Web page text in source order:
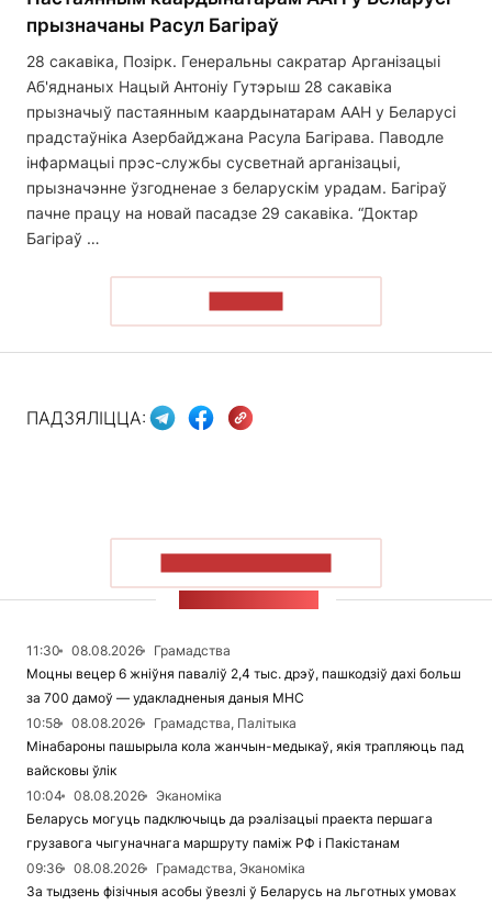
прызначаны Расул Багіраў
28 сакавіка, Позірк. Генеральны сакратар Арганізацыі
Аб'яднаных Нацый Антоніу Гутэрыш 28 сакавіка
прызначыў пастаянным каардынатарам ААН у Беларусі
прадстаўніка Азербайджана Расула Багірава. Паводле
інфармацыі прэс-службы сусветнай арганізацыі,
прызначэнне ўзгодненае з беларускім урадам. Багіраў
пачне працу на новай пасадзе 29 сакавіка. “Доктар
Багіраў …
ПАДЗЯЛІЦЦА:
11:30 08.08.2026
Грамадства
Моцны вецер 6 жніўня паваліў 2,4 тыс. дрэў, пашкодзіў дахі больш
за 700 дамоў — удакладненыя даныя МНС
10:58
08.08.2026
Грамадства, Палітыка
Мінабароны пашырыла кола жанчын-медыкаў, якія трапляюць пад
вайсковы ўлік
10:04
08.08.2026
Эканоміка
Беларусь могуць падключыць да рэалізацыі праекта першага
грузавога чыгуначнага маршруту паміж РФ і Пакістанам
09:36
08.08.2026
Грамадства, Эканоміка
За тыдзень фізічныя асобы ўвезлі ў Беларусь на льготных умовах